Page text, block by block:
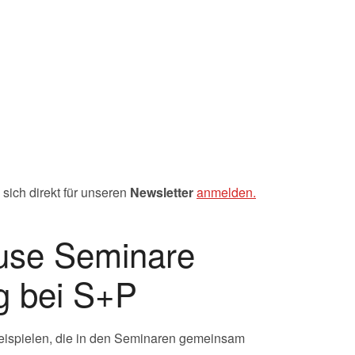
direkt für unseren Newsletteranmelden.
Seminare
bei S+P
die in den Seminaren gemeinsam